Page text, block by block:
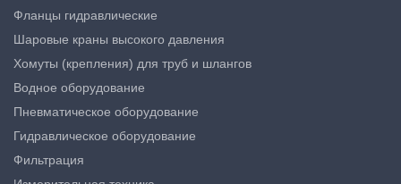
Фланцы гидравлические
Шаровые краны высокого давления
Хомуты (крепления) для труб и шлангов
Водное оборудование
Пневматическое оборудование
Гидравлическое оборудование
Фильтрация